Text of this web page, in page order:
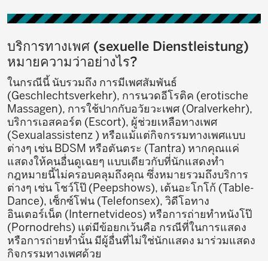
บริการทางเพศ (sexuelle Dienstleistung)
หมายความว่าอย่างไร?
ในกรณีนี้ นับรวมถึง การมีเพศสัมพันธ์
(Geschlechtsverkehr), การนวดอีโรติค (erotische
Massagen), การใช้ปากกับอวัยวะเพศ (Oralverkehr),
บริการเอสคอร์ต (Escort), ผู้ช่วยเหลือทางเพศ
(Sexualassistenz ) หรือแม้แต่กิจกรรมทางเพศแบบ
ต่างๆ เช่น BDSM หรือตันตระ (Tantra) หากคุณแค่
แสดงให้คนอื่นดูเฉยๆ แบบเดียวกับที่นักแสดงทำ
กฎหมายนี้ไม่ครอบคลุมถึงคุณ ซึ่งหมายรวมถึงบริการ
ต่างๆ เช่น โชว์โป๊ (Peepshows), เต้นอะโกโก้ (Table-
Dance), เซ็กซ์โฟน (Telefonsex), วิดีโอทาง
อินเตอร์เน็ต (Internetvideos) หรือการถ่ายทำหนังโป๊
(Pornodrehs) แต่มีข้อยกเว้นคือ กรณีที่ในการแสดง
หรือการถ่ายทำนั้น มีผู้อื่นที่ไม่ใช่นักแสดง มาร่วมแสดง
กิจกรรมทางเพศด้วย